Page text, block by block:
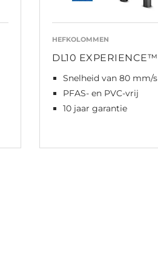
HEFKOLOMMEN
DL10 EXPERIENCE™
Snelheid van 80 mm/s
PFAS- en PVC-vrij
10 jaar garantie